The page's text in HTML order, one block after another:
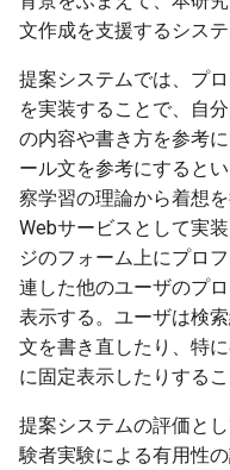
文作成を支援するシス
提案システムでは、プ
を実装することで、自
の内容や書き方を参考
ール文を参考にすると
察学習の理論から着想
Webサービスとして実
ジのフォーム上にプロ
連した他のユーザのプ
表示する。ユーザは検
文を書き直したり、特
に固定表示したりするこ
提案システムの評価と
験者実験による有用性